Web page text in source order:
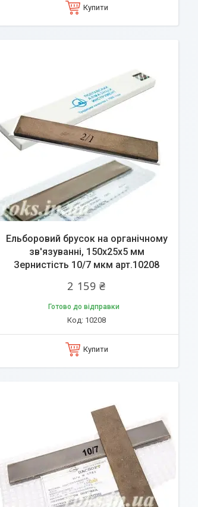
Купити
Ельборовий брусок на органічному
зв'язуванні, 150х25х5 мм
Зернистість 10/7 мкм арт.10208
2 159 ₴
Готово до відправки
10208
Купити